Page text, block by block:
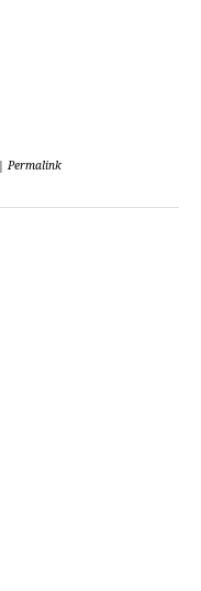
| Permalink